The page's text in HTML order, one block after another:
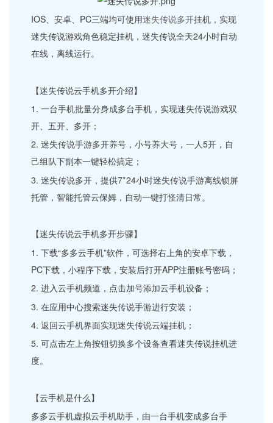
IOS、安卓、PC三端均可使用迷失传说多开挂机，实现
迷失传说游戏角色稳定挂机，迷失传说全天24小时自动
在线，离线运行。
【迷失传说云手机多开介绍】
1. 一台手机批量分身成多台手机，实现迷失传说游戏双
开、五开、多开；
2. 迷失传说手游多开养号，小号养大号，一人5开，自
己组队下副本一键轻松搞定；
3. 迷失传说多开，提供7*24小时迷失传说手游离线锁屏
托管，智能托管云保姆，自动一键打怪清日常。
【迷失传说云手机多开步骤】
1. 下载“多多云手机”软件，可选择右上角的安卓下载，
PC下载，小程序下载，安装后打开APP注册账号密码；
2. 进入云手机频道，点击加号添加云手机设备；
3. 在应用中心搜索迷失传说手游进行安装；
4. 返回云手机界面实现迷失传说云端挂机；
5. 可点击左上角按钮切换多个设备查看迷失传说挂机进
度。
【云手机是什么】
多多云手机虚拟云手机助手，由一台手机变成多台手